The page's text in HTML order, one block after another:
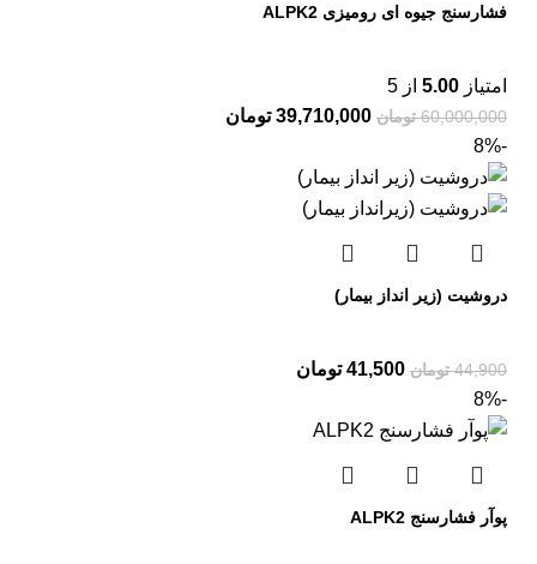
فشارسنج جیوه ای رومیزی ALPK2
امتیاز 5.00 از 5
60,000,000 تومان 39,710,000 تومان
-8%
دروشیت (زیر انداز بیمار)
44,900 تومان 41,500 تومان
-8%
پوآر فشارسنج ALPK2